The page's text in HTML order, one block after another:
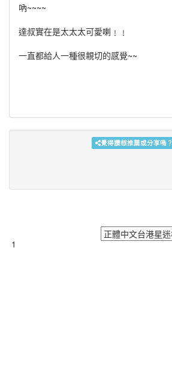
吶~~~~
達叔實在是太太太可愛喇﹗﹗
一直都給人一種很親切的感覺~~
覺得讚想推薦或分享嗎？
1